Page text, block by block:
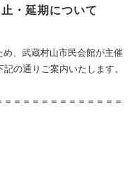
・延期について
め、武蔵村山市民会館が主催
の通りご案内いたします。
＝＝＝＝＝＝＝＝＝＝＝＝